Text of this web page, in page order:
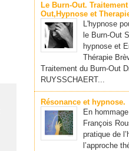
Le Burn-Out.
Out,Hypnose et
L'hypnose
le Burn-Out
hypnose et
Thérapie
Traitement du Burn-Out
RUYSSCHAERT...
Résonance et hypnose.
En
François
pratique de
l’approche